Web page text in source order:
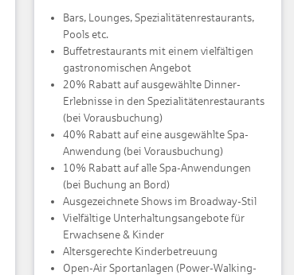
Bars, Lounges, Spezialitätenrestaurants,
Pools etc.
Buffetrestaurants mit einem vielfältigen
gastronomischen Angebot
20% Rabatt auf ausgewählte Dinner-
Erlebnisse in den Spezialitätenrestaurants
(bei Vorausbuchung)
40% Rabatt auf eine ausgewählte Spa-
Anwendung (bei Vorausbuchung)
10% Rabatt auf alle Spa-Anwendungen
(bei Buchung an Bord)
Ausgezeichnete Shows im Broadway-Stil
Vielfältige Unterhaltungsangebote für
Erwachsene & Kinder
Altersgerechte Kinderbetreuung
Open-Air Sportanlagen (Power-Walking-